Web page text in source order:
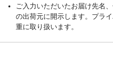
ご入力いただいたお届け先名
の出荷元に開示します。プラ
重に取り扱います。